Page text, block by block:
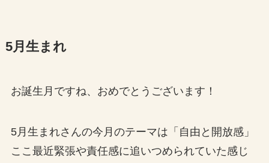
5月生まれ
お誕生月ですね、おめでとうございます！
5月生まれさんの今月のテーマは「自由と開放感」
ここ最近緊張や責任感に追いつめられていた感じ